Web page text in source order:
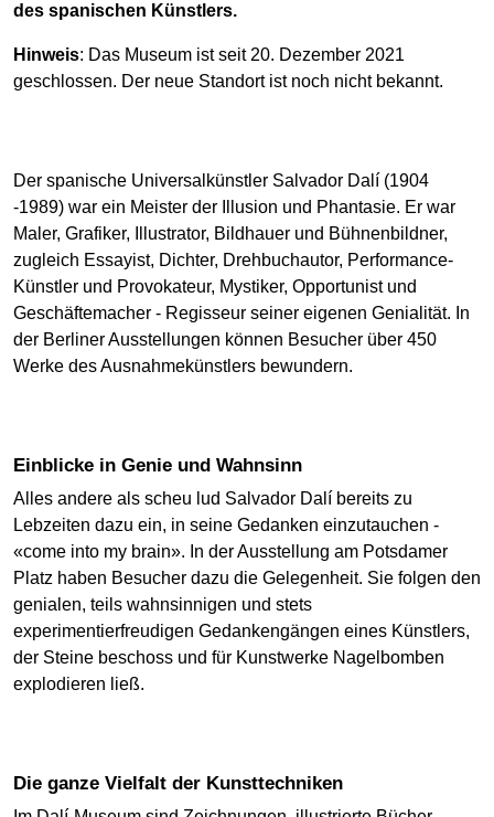
des spanischen Künstlers.
Hinweis: Das Museum ist seit 20. Dezember 2021
geschlossen. Der neue Standort ist noch nicht bekannt.
Der spanische Universalkünstler Salvador Dalí (1904
-1989) war ein Meister der Illusion und Phantasie. Er war
Maler, Grafiker, Illustrator, Bildhauer und Bühnenbildner,
zugleich Essayist, Dichter, Drehbuchautor, Performance-
Künstler und Provokateur, Mystiker, Opportunist und
Geschäftemacher - Regisseur seiner eigenen Genialität. In
der Berliner Ausstellungen können Besucher über 450
Werke des Ausnahmekünstlers bewundern.
Einblicke in Genie und Wahnsinn
Alles andere als scheu lud Salvador Dalí bereits zu
Lebzeiten dazu ein, in seine Gedanken einzutauchen -
«come into my brain». In der Ausstellung am Potsdamer
Platz haben Besucher dazu die Gelegenheit. Sie folgen den
genialen, teils wahnsinnigen und stets
experimentierfreudigen Gedankengängen eines Künstlers,
der Steine beschoss und für Kunstwerke Nagelbomben
explodieren ließ.
Die ganze Vielfalt der Kunsttechniken